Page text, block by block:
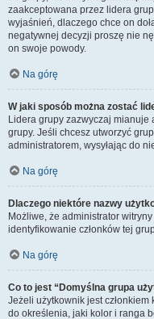
zaakceptowana przez lidera
wyjaśnień, dlaczego chce on
negatywnej decyzji proszę nie
on swoje powody.
Na górę
W jaki sposób można zostać
Lidera grupy zazwyczaj
grupy. Jeśli chcesz utworzyć
administratorem, wysyłając do
Na górę
Dlaczego niektóre nazwy
Możliwe, że administrator
identyfikowanie członków tej
Na górę
Co to jest “Domyślna grupa
Jeżeli użytkownik jest
do określenia, jaki kolor i ranga